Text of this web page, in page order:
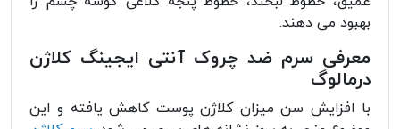
بهبود می دهند.
معرفی سرم ضد چروک آنتی ایجینگ کلاژن
درمالوگ
با افزایش سن میزان کلاژن پوست کاهش یافته و این